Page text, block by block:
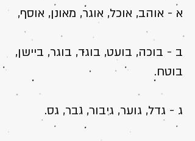
א - אוהב, אוכל, אוגר, מאונן, אוסף,
ב - בוכה, בוﬠט, בוגד, בוגר, ביישן,
בוטח.
ג - גדל, גוﬠר, גיבור, גבר, גס.